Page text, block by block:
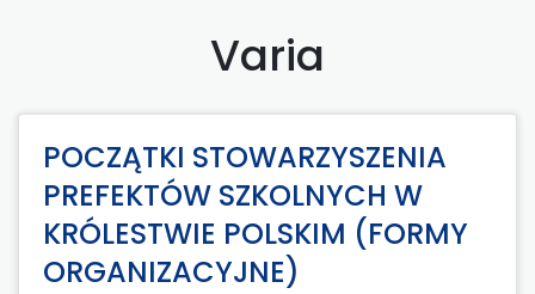
Varia
POCZĄTKI STOWARZYSZENIA
PREFEKTÓW SZKOLNYCH W
KRÓLESTWIE POLSKIM (FORMY
ORGANIZACYJNE)